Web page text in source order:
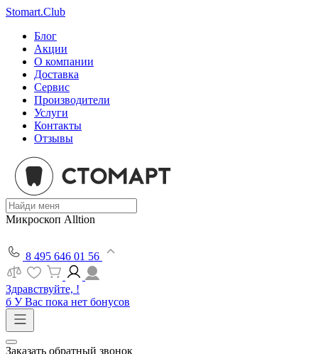
Stomart.Club
Блог
Акции
О компании
Доставка
Сервис
Производители
Услуги
Контакты
Отзывы
Микроскоп Alltion
8 495 646 01 56
Здравствуйте, !
б У Вас пока нет бонусов
Заказать обратный звонок